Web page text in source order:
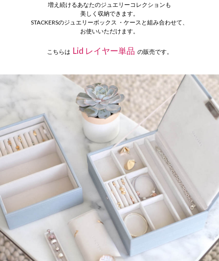
増え続けるあなたのジュエリーコレクションも
美しく収納できます。
STACKERSのジュエリーボックス ・ケースと組み合わせて、
お使いいただけます。
こちらは Lid レイヤー単品 の販売です。